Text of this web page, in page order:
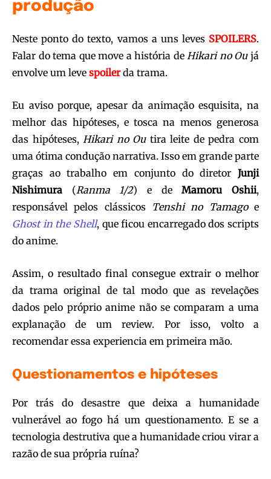
produção
Neste ponto do texto, vamos a uns leves SPOILERS.
Falar do tema que move a história deHikari no Oujá
envolve um leve spoilerda trama.
Eu aviso porque, apesar da animação esquisita, na
melhor das hipóteses, e tosca na menos generosa
das hipóteses,Hikari no Outira leite de pedra com
uma ótima condução narrativa. Isso em grande parte
graças ao trabalho em conjunto do diretor Junji
Nishimura (Ranma 1/2) e deMamoru Oshii,
responsável pelos clássicos Tenshi no Tamagoe
Ghost in the Shell, que ficou encarregado dos scripts
do anime.
Assim, o resultado final consegue extrair o melhor
da trama original de tal modo que as revelações
dados pelo próprio anime não se comparam a uma
explanação de um review. Por isso, volto a
recomendar essa experiencia em primeira mão.
Questionamentos e hipóteses
Por trás do desastre que deixa a humanidade
vulnerável ao fogo há um questionamento. E se a
tecnologia destrutiva que a humanidade criou virar a
razão de sua própria ruína?